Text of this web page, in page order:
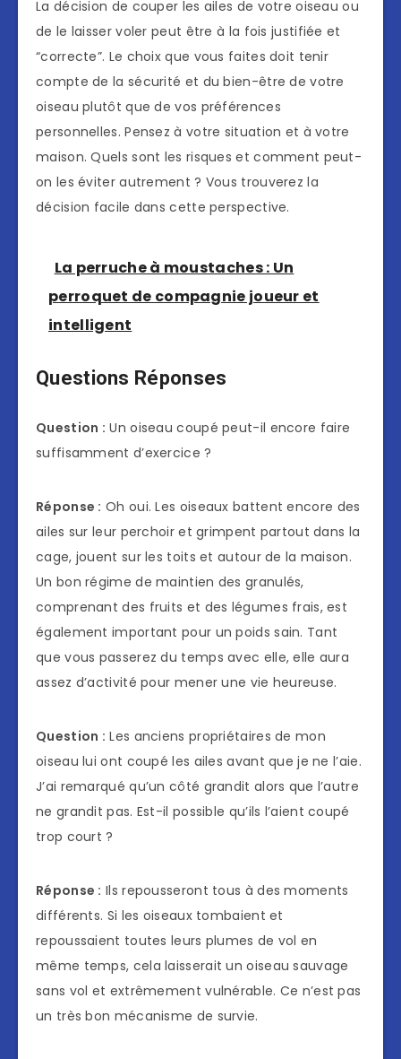
La décision de couper les ailes de votre oiseau ou
de le laisser voler peut être à la fois justifiée et
“correcte”. Le choix que vous faites doit tenir
compte de la sécurité et du bien-être de votre
oiseau plutôt que de vos préférences
personnelles. Pensez à votre situation et à votre
maison. Quels sont les risques et comment peut-
on les éviter autrement ? Vous trouverez la
décision facile dans cette perspective.
La perruche à moustaches : Un
perroquet de compagnie joueur et
intelligent
Questions Réponses
Question : Un oiseau coupé peut-il encore faire
suffisamment d’exercice ?
Réponse : Oh oui. Les oiseaux battent encore des
ailes sur leur perchoir et grimpent partout dans la
cage, jouent sur les toits et autour de la maison.
Un bon régime de maintien des granulés,
comprenant des fruits et des légumes frais, est
également important pour un poids sain. Tant
que vous passerez du temps avec elle, elle aura
assez d’activité pour mener une vie heureuse.
Question : Les anciens propriétaires de mon
oiseau lui ont coupé les ailes avant que je ne l’aie.
J’ai remarqué qu’un côté grandit alors que l’autre
ne grandit pas. Est-il possible qu’ils l’aient coupé
trop court ?
Réponse : Ils repousseront tous à des moments
différents. Si les oiseaux tombaient et
repoussaient toutes leurs plumes de vol en
même temps, cela laisserait un oiseau sauvage
sans vol et extrêmement vulnérable. Ce n’est pas
un très bon mécanisme de survie.